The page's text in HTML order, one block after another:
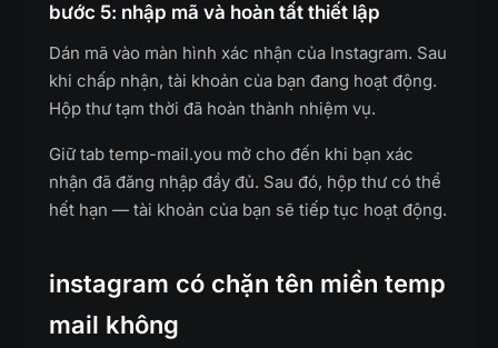
bước 5: nhập mã và hoàn tất thiết lập
Dán mã vào màn hình xác nhận của Instagram. Sau
khi chấp nhận, tài khoản của bạn đang hoạt động.
Hộp thư tạm thời đã hoàn thành nhiệm vụ.
Giữ tab temp-mail.you mở cho đến khi bạn xác
nhận đã đăng nhập đầy đủ. Sau đó, hộp thư có thể
hết hạn — tài khoản của bạn sẽ tiếp tục hoạt động.
instagram có chặn tên miền temp
mail không